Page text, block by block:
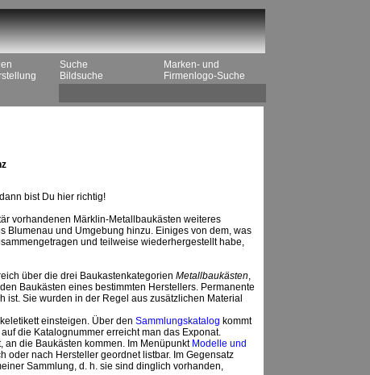
Suche
Bildsuche
Marken- und
Firmenlogo-Suche
bist Du hier richtig!
vorhandenen Märklin-Metallbaukästen weiteres
Blumenau und Umgebung hinzu. Einiges von dem, was
und teilweise wiederhergestellt habe,
über die drei Baukastenkategorien Metallbaukästen,
Baukästen eines bestimmten Herstellers. Permanente
Sie wurden in der Regel aus zusätzlichen Material
einsteigen. Über den Sammlungskatalog kommt
die Katalognummer erreicht man das Exponat.
an die Baukästen kommen. Im Menüpunkt Modelle und
nach Hersteller geordnet listbar. Im Gegensatz
Sammlung, d. h. sie sind dinglich vorhanden,